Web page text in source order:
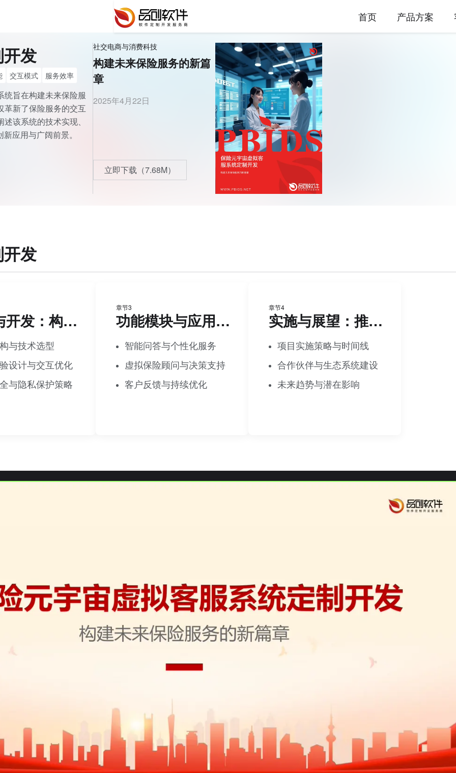
首页 产品方案
发
交互模式 服务效率
旨在构建未来保险服
革新了保险服务的交互
该系统的技术实现、
应用与广阔前景。
社交电商与消费科技
构建未来保险服务的新篇
章
2025年4月22日
立即下载（7.68M）
发
设计与开发：构建虚拟客服系统
与技术选型
设计与交互优化
与隐私保护策略
章节3
功能模块与应用案例
智能问答与个性化服务
虚拟保险顾问与决策支持
客户反馈与持续优化
章节4
实施与展望：推动保险服务创新
项目实施策略与时间线
合作伙伴与生态系统建设
未来趋势与潜在影响